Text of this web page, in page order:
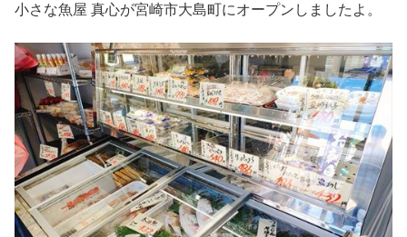
小さな魚屋 真心が宮崎市大島町にオープンしましたよ。